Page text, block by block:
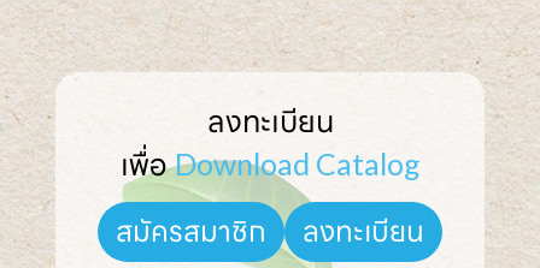
ลงทะเบียน
เพื่อ Download Catalog
สมัครสมาชิก ลงทะเบียน